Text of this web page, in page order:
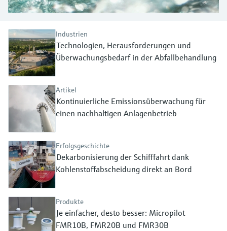
Produktspezifische Informationen und
Dokumente finden
Ersatzteilsuche
Ersatzteile anhand von Produktwurzel,
Bestellcode oder Seriennummer finden
Füllstandsmessung
Füllstandsmessung Druck
Alle ansehen
Analysatoren für Härte, Eisen,
Prozessphotometer
Mikrowellentransmission
Memosens-Technologie
Alle ansehen
Industrien
Technologien, Herausforderungen und
Überwachungsbedarf in der Abfallbehandlung
Artikel
Kontinuierliche Emissionsüberwachung für
einen nachhaltigen Anlagenbetrieb
Erfolgsgeschichte
Dekarbonisierung der Schifffahrt dank
Kohlenstoffabscheidung direkt an Bord
Produkte
Je einfacher, desto besser: Micropilot
FMR10B, FMR20B und FMR30B